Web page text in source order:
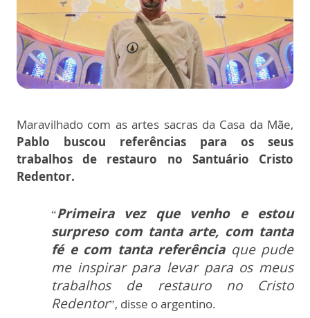
Maravilhado com as artes sacras da Casa da Mãe,
Pablo buscou referências para os seus
trabalhos de restauro no Santuário Cristo
Redentor.
“Primeira vez que venho e estou
surpreso com tanta arte, com tanta
fé e com tanta referênciaque pude
me inspirar para levar para os meus
trabalhos de restauro no Cristo
Redentor”, disse o argentino.